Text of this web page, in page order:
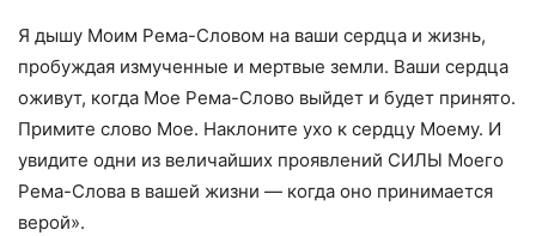
Я дышу Моим Рема-Словом на ваши сердца и жизнь,
пробуждая измученные и мертвые земли. Ваши сердца
оживут, когда Мое Рема-Слово выйдет и будет принято.
Примите слово Мое. Наклоните ухо к сердцу Моему. И
увидите одни из величайших проявлений СИЛЫ Моего
Рема-Слова в вашей жизни — когда оно принимается
верой».